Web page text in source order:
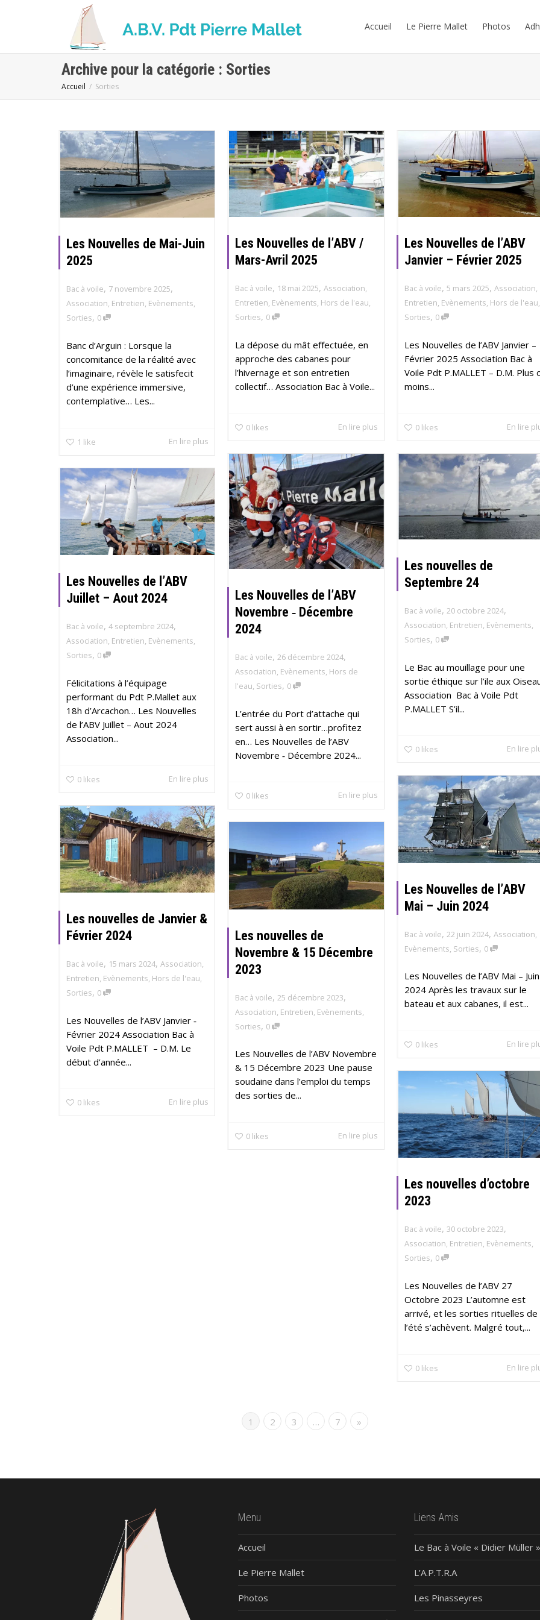
Accueil Le Pierre Mallet Photos
Archive pour la catégorie : Sorties
Accueil Sorties
Les Nouvelles de Mai-Juin
2025
Bac à voile, 7 novembre 2025,
Association, Entretien, Evènements,
Sorties, 0
Banc d’Arguin : Lorsque la
concomitance de la réalité avec
l’imaginaire, révèle le satisfecit
d’une expérience immersive,
contemplative… Les...
1 like En lire plus
Les Nouvelles de l’ABV /
Mars-Avril 2025
Bac à voile, 18 mai 2025,Association,
Entretien, Evènements, Hors de l'eau,
Sorties, 0
La dépose du mât eﬀectuée, en
approche des cabanes pour
l’hivernage et son entretien
collectif… Association Bac à Voile...
0 likes En lire plus
Les Nouvelles de l’ABV
Janvier – Février 2025
Bac à voile, 5 mars 2025, Association,
Entretien, Evènements, Hors de l'eau,
Sorties, 0
Les Nouvelles de l’ABV Janvier –
Février 2025 Association Bac à
Voile Pdt P.MALLET – D.M. Plus
moins...
0 likes En lire
Les Nouvelles de l’ABV
Novembre ‐ Décembre
2024
Bac à voile, 26 décembre 2024,
Association, Evènements, Hors de
l'eau, Sorties, 0
L’entrée du Port d’attache qui
sert aussi à en sortir…profitez
en… Les Nouvelles de l’ABV
Novembre ‐ Décembre 2024...
0 likes En lire plus
Les nouvelles de
Septembre 24
Bac à voile, 20 octobre 2024,
Association, Entretien, Evènements,
Sorties, 0
Le Bac au mouillage pour une
sortie éthique sur l’ile aux
Association Bac à Voile Pdt
P.MALLET S’il...
0 likes En lire
Les Nouvelles de l’ABV
Juillet – Aout 2024
Bac à voile, 4 septembre 2024,
Association, Entretien, Evènements,
Sorties, 0
Félicitations à l’équipage
performant du Pdt P.Mallet aux
18h d’Arcachon… Les Nouvelles
de l’ABV Juillet – Aout 2024
Association...
0 likes En lire plus
Les Nouvelles de l’ABV
Mai – Juin 2024
Bac à voile, 22 juin 2024, Association
Evènements Sorties, 0
Les Nouvelles de l’ABV Mai – Juin
2024 Après les travaux sur le
bateau et aux cabanes, il est...
0 likes En lire
Les nouvelles de Janvier &
Février 2024
Bac à voile, 15 mars 2024, Association,
Entretien, Evènements, Hors de l'eau,
Sorties, 0
Les Nouvelles de l’ABV Janvier ‐
Février 2024 Association Bac à
Voile Pdt P.MALLET – D.M. Le
début d’année...
0 likes En lire plus
Les nouvelles de
Novembre & 15 Décembre
2023
Bac à voile, 25 décembre 2023,
Association, Entretien, Evènements,
Sorties, 0
Les Nouvelles de l’ABV Novembre
& 15 Décembre 2023 Une pause
soudaine dans l’emploi du temps
des sorties de...
0 likes En lire plus
Les nouvelles d’octobre
2023
Bac à voile, 30 octobre 2023,
Association, Entretien, Evènements,
Sorties, 0
Les Nouvelles de l’ABV 27
Octobre 2023 L’automne est
arrivé, et les sorties rituelles de
l’été s’achèvent. Malgré tout,...
0 likes En lire
1 2 3 … 7 »
Menu
Accueil
Le Pierre Mallet
Photos
Liens Amis
Le Bac à Voile « Didier Müller »
L’A.P.T.R.A
Les Pinasseyres